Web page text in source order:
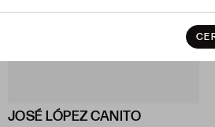
JOSÉ LÓPEZ CANITO